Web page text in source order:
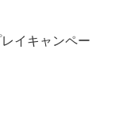
イキャンペー